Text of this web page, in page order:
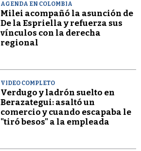
AGENDA EN COLOMBIA
Milei acompañó la asunción de
De la Espriella y refuerza sus
vínculos con la derecha
regional
VIDEO COMPLETO
Verdugo y ladrón suelto en
Berazategui: asaltó un
comercio y cuando escapaba le
"tiró besos" a la empleada